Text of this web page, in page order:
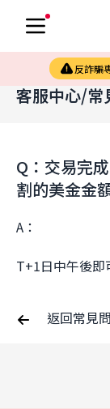
反詐騙
客服中心/常
Q：交易完
割的美金金
A：
T+1日中午後即
返回常見